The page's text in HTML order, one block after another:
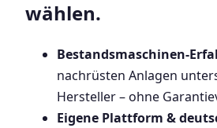
wählen.
Bestandsmaschinen-
nachrüsten Anlagen
Hersteller – ohne
Eigene Plattform &